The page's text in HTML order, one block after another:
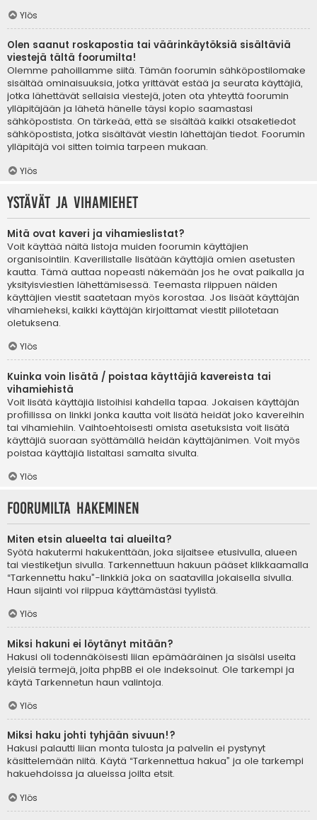
Ylös
Olen saanut roskapostia tai väärinkäytöksiä sisältäviä
viestejä tältä foorumilta!
Olemme pahoillamme siitä. Tämän foorumin sähköpostilomake
sisältää ominaisuuksia, jotka yrittävät estää ja seurata käyttäjiä,
jotka lähettävät sellaisia viestejä, joten ota yhteyttä foorumin
ylläpitäjään ja lähetä hänelle täysi kopio saamastasi
sähköpostista. On tärkeää, että se sisältää kaikki otsaketiedot
sähköpostista, jotka sisältävät viestin lähettäjän tiedot. Foorumin
ylläpitäjä voi sitten toimia tarpeen mukaan.
Ylös
Ystävät ja vihamiehet
Mitä ovat kaveri ja vihamieslistat?
Voit käyttää näitä listoja muiden foorumin käyttäjien
organisointiin. Kaverilistalle lisätään käyttäjiä omien asetusten
kautta. Tämä auttaa nopeasti näkemään jos he ovat paikalla ja
yksityisviestien lähettämisessä. Teemasta riippuen näiden
käyttäjien viestit saatetaan myös korostaa. Jos lisäät käyttäjän
vihamieheksi, kaikki käyttäjän kirjoittamat viestit piilotetaan
oletuksena.
Ylös
Kuinka voin lisätä / poistaa käyttäjiä kavereista tai
vihamiehistä
Voit lisätä käyttäjiä listoihisi kahdella tapaa. Jokaisen käyttäjän
profiilissa on linkki jonka kautta voit lisätä heidät joko kavereihin
tai vihamiehiin. Vaihtoehtoisesti omista asetuksista voit lisätä
käyttäjiä suoraan syöttämällä heidän käyttäjänimen. Voit myös
poistaa käyttäjiä listaltasi samalta sivulta.
Ylös
Foorumilta hakeminen
Miten etsin alueelta tai alueilta?
Syötä hakutermi hakukenttään, joka sijaitsee etusivulla, alueen
tai viestiketjun sivulla. Tarkennettuun hakuun pääset klikkaamalla
“Tarkennettu haku”-linkkiä joka on saatavilla jokaisella sivulla.
Haun sijainti voi riippua käyttämästäsi tyylistä.
Ylös
Miksi hakuni ei löytänyt mitään?
Hakusi oli todennäköisesti liian epämääräinen ja sisälsi useita
yleisiä termejä, joita phpBB ei ole indeksoinut. Ole tarkempi ja
käytä Tarkennetun haun valintoja.
Ylös
Miksi haku johti tyhjään sivuun!?
Hakusi palautti liian monta tulosta ja palvelin ei pystynyt
käsittelemään niitä. Käytä “Tarkennettua hakua” ja ole tarkempi
hakuehdoissa ja alueissa joilta etsit.
Ylös